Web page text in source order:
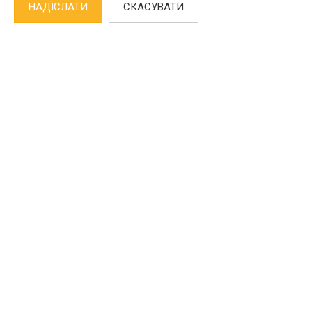
НАДІСЛАТИ СКАСУВАТИ